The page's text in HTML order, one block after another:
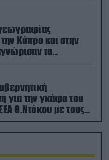
Κύπρο και στην
τα
(φωτο)
για την γκάφα του
Θ.Ντόκου με τους